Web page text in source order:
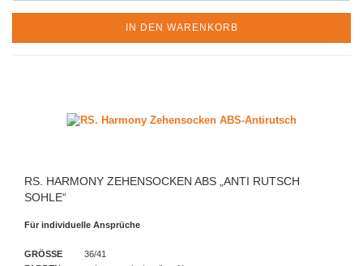
IN DEN WARENKORB
RS. HARMONY ZEHENSOCKEN ABS „ANTI RUTSCH
SOHLE“
Für individuelle Ansprüche
GRÖSSE 36/41